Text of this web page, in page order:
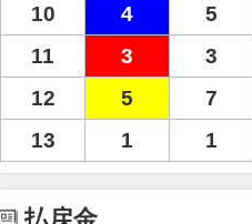
10
4 5
11
3 3
12
5 7
13
1 1